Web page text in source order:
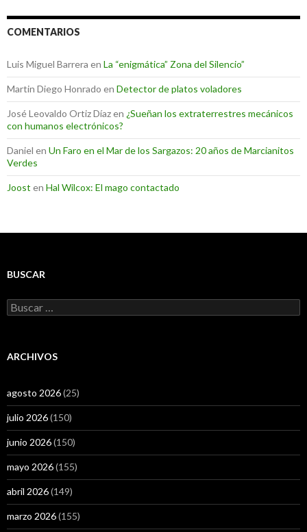
COMENTARIOS
Luis Miguel Barrera en La “enigmática” Zona del Silencio”
Martin Diego Honrado en Detector de platos voladores
José Leovaldo Ortiz Díazen ¿Sueñan los extraterrestres mecánicos
con humanos electrónicos?
Daniel en Un Faro en el Mar de los Sargazos: 20 años de Marcianitos
Verdes
Joost en Hal Wilcox: El mago contactado
BUSCAR
Buscar:
ARCHIVOS
agosto 2026(25)
julio 2026(150)
junio 2026(150)
mayo 2026(155)
abril 2026(149)
marzo 2026(155)